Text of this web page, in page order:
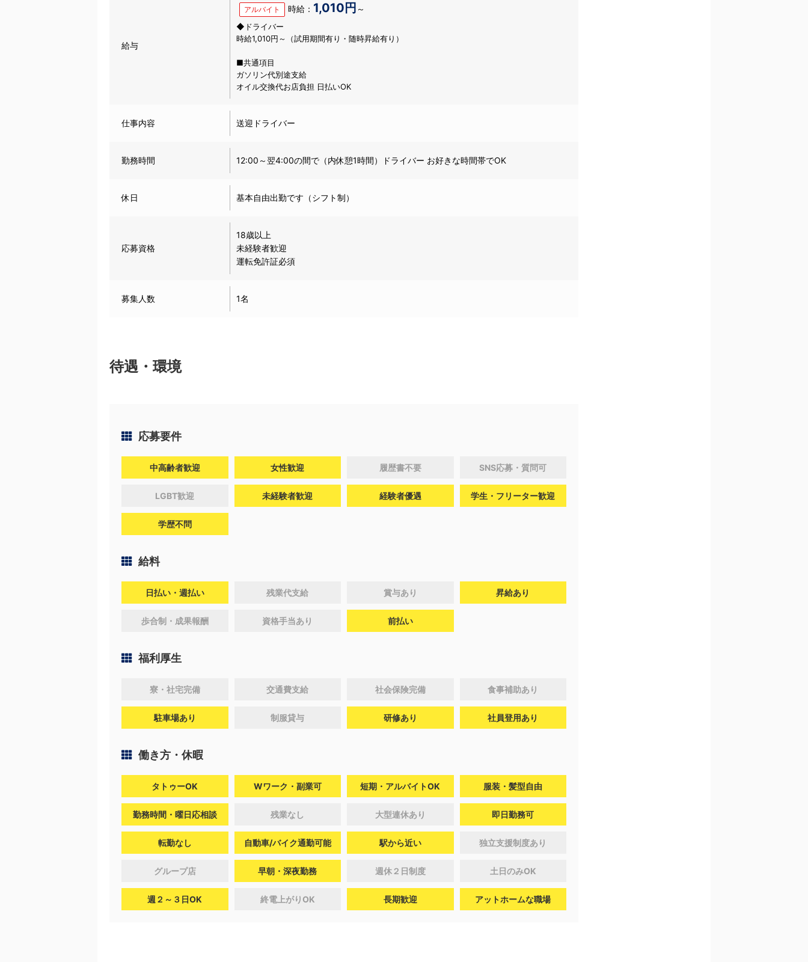
給与
アルバイト 時給： 1,010円 ～
◆ドライバー
時給1,010円～（試用期間有り・随時昇給有り）
■共通項目
ガソリン代別途支給
オイル交換代お店負担 日払いOK
仕事内容 送迎ドライバー
勤務時間 12:00～翌4:00の間で（内休憩1時間）ドライバー お好きな時間帯でOK
休日 基本自由出勤です（シフト制）
応募資格
18歳以上
未経験者歓迎
運転免許証必須
募集人数 1名
待遇・環境
応募要件
中高齢者歓迎 女性歓迎 履歴書不要 SNS応募・質問可
LGBT歓迎 未経験者歓迎 経験者優遇 学生・フリーター歓迎
学歴不問
給料
日払い・週払い 残業代支給 賞与あり 昇給あり
歩合制・成果報酬 資格手当あり 前払い
福利厚生
寮・社宅完備 交通費支給 社会保険完備 食事補助あり
駐車場あり 制服貸与 研修あり 社員登用あり
働き方・休暇
タトゥーOK Wワーク・副業可 短期・アルバイトOK 服装・髪型自由
勤務時間・曜日応相談 残業なし 大型連休あり 即日勤務可
転勤なし 自動車/バイク通勤可能 駅から近い 独立支援制度あり
グループ店 早朝・深夜勤務 週休２日制度 土日のみOK
週２～３日OK 終電上がりOK 長期歓迎 アットホームな職場